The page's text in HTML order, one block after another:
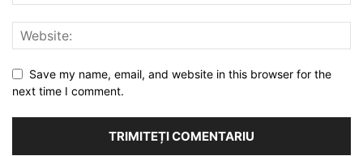
Save my name, email, and website in this browser for the
next time I comment.